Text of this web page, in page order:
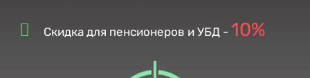
Скидка для пенсионеров и УБД - 10%